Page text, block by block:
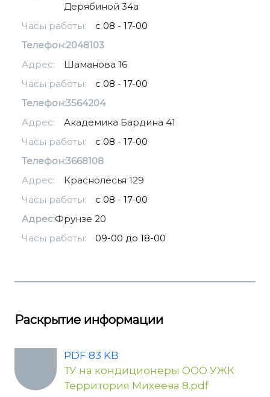
Дерябиной 34а
Часы работы:
с 08 - 17-00
Телефон:2048103
Адрес:
Шаманова 16
Часы работы:
с 08 - 17-00
Телефон:3564204
Адрес:
Академика Бардина 41
Часы работы:
с 08 - 17-00
Телефон:3668108
Адрес:
Краснолесья 129
Часы работы:
с 08 - 17-00
Адрес:Фрунзе 20
Часы работы:
09-00 до 18-00
Раскрытие информации
PDF 83 KB
ТУ на кондиционеры ООО УЖК
Территория Михеева 8.pdf